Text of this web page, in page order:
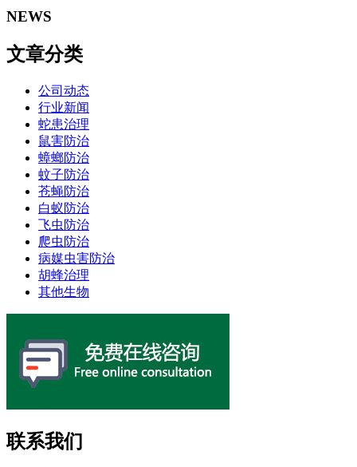
NEWS
文章分类
公司动态
行业新闻
蛇患治理
鼠害防治
蟑螂防治
蚊子防治
苍蝇防治
白蚁防治
飞虫防治
爬虫防治
病媒虫害防治
胡蜂治理
其他生物
联系我们